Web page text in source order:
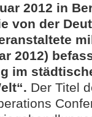
2012 in
von der
2012)
im
Der Titel